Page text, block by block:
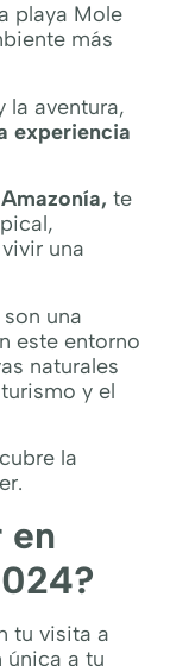
playa Mole
más
la aventura,
experiencia
te
una
son una
este entorno
naturales
y el
la
en
tu visita a
única a tu